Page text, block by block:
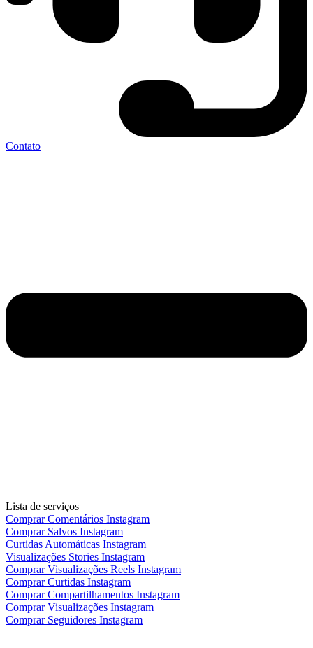
Contato
Lista de serviços
Comprar Comentários Instagram
Comprar Salvos Instagram
Curtidas Automáticas Instagram
Visualizações Stories Instagram
Comprar Visualizações Reels Instagram
Comprar Curtidas Instagram
Comprar Compartilhamentos Instagram
Comprar Visualizações Instagram
Comprar Seguidores Instagram